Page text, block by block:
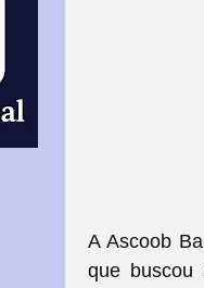
A Ascoob
que buscou